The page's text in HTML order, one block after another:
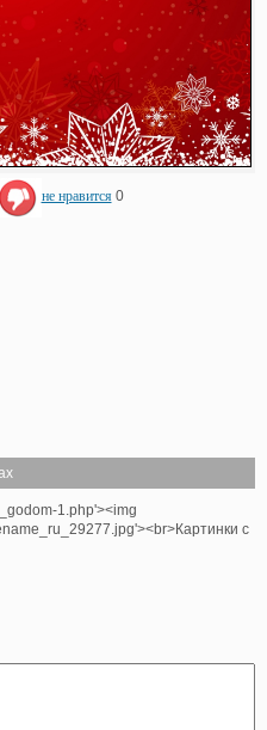
не нравится 0
1.php'><img
с